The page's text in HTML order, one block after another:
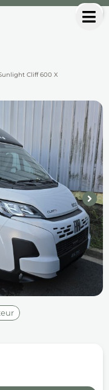
Cliff 600 X